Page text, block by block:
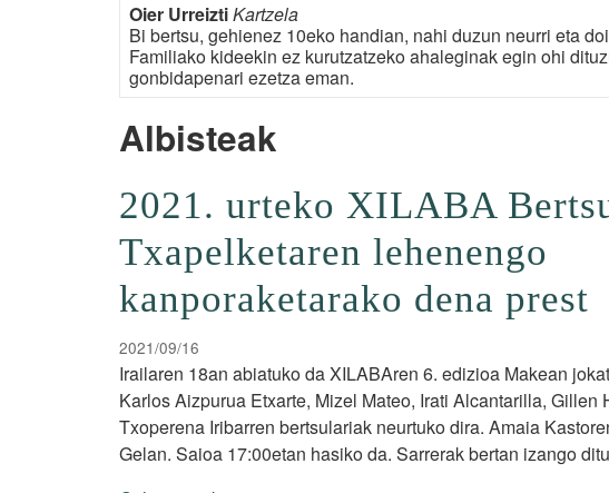
Oier UrreiztiKartzela
Bi bertsu, gehienez 10eko handian, nahi duzun neurri eta
Familiako kideekin ez kurutzatzeko ahaleginak egin ohi
gonbidapenari ezetza eman.
Albisteak
2021. urteko XILABA
Txapelketaren lehenengo
kanporaketarako dena prest
2021/09/16
Irailaren 18an abiatuko da XILABAren 6. edizioa Makean
Karlos Aizpurua Etxarte, Mizel Mateo, Irati Alcantarilla,
Txoperena Iribarren bertsulariak neurtuko dira. Amaia
Gelan. Saioa 17:00etan hasiko da. Sarrerak bertan izango